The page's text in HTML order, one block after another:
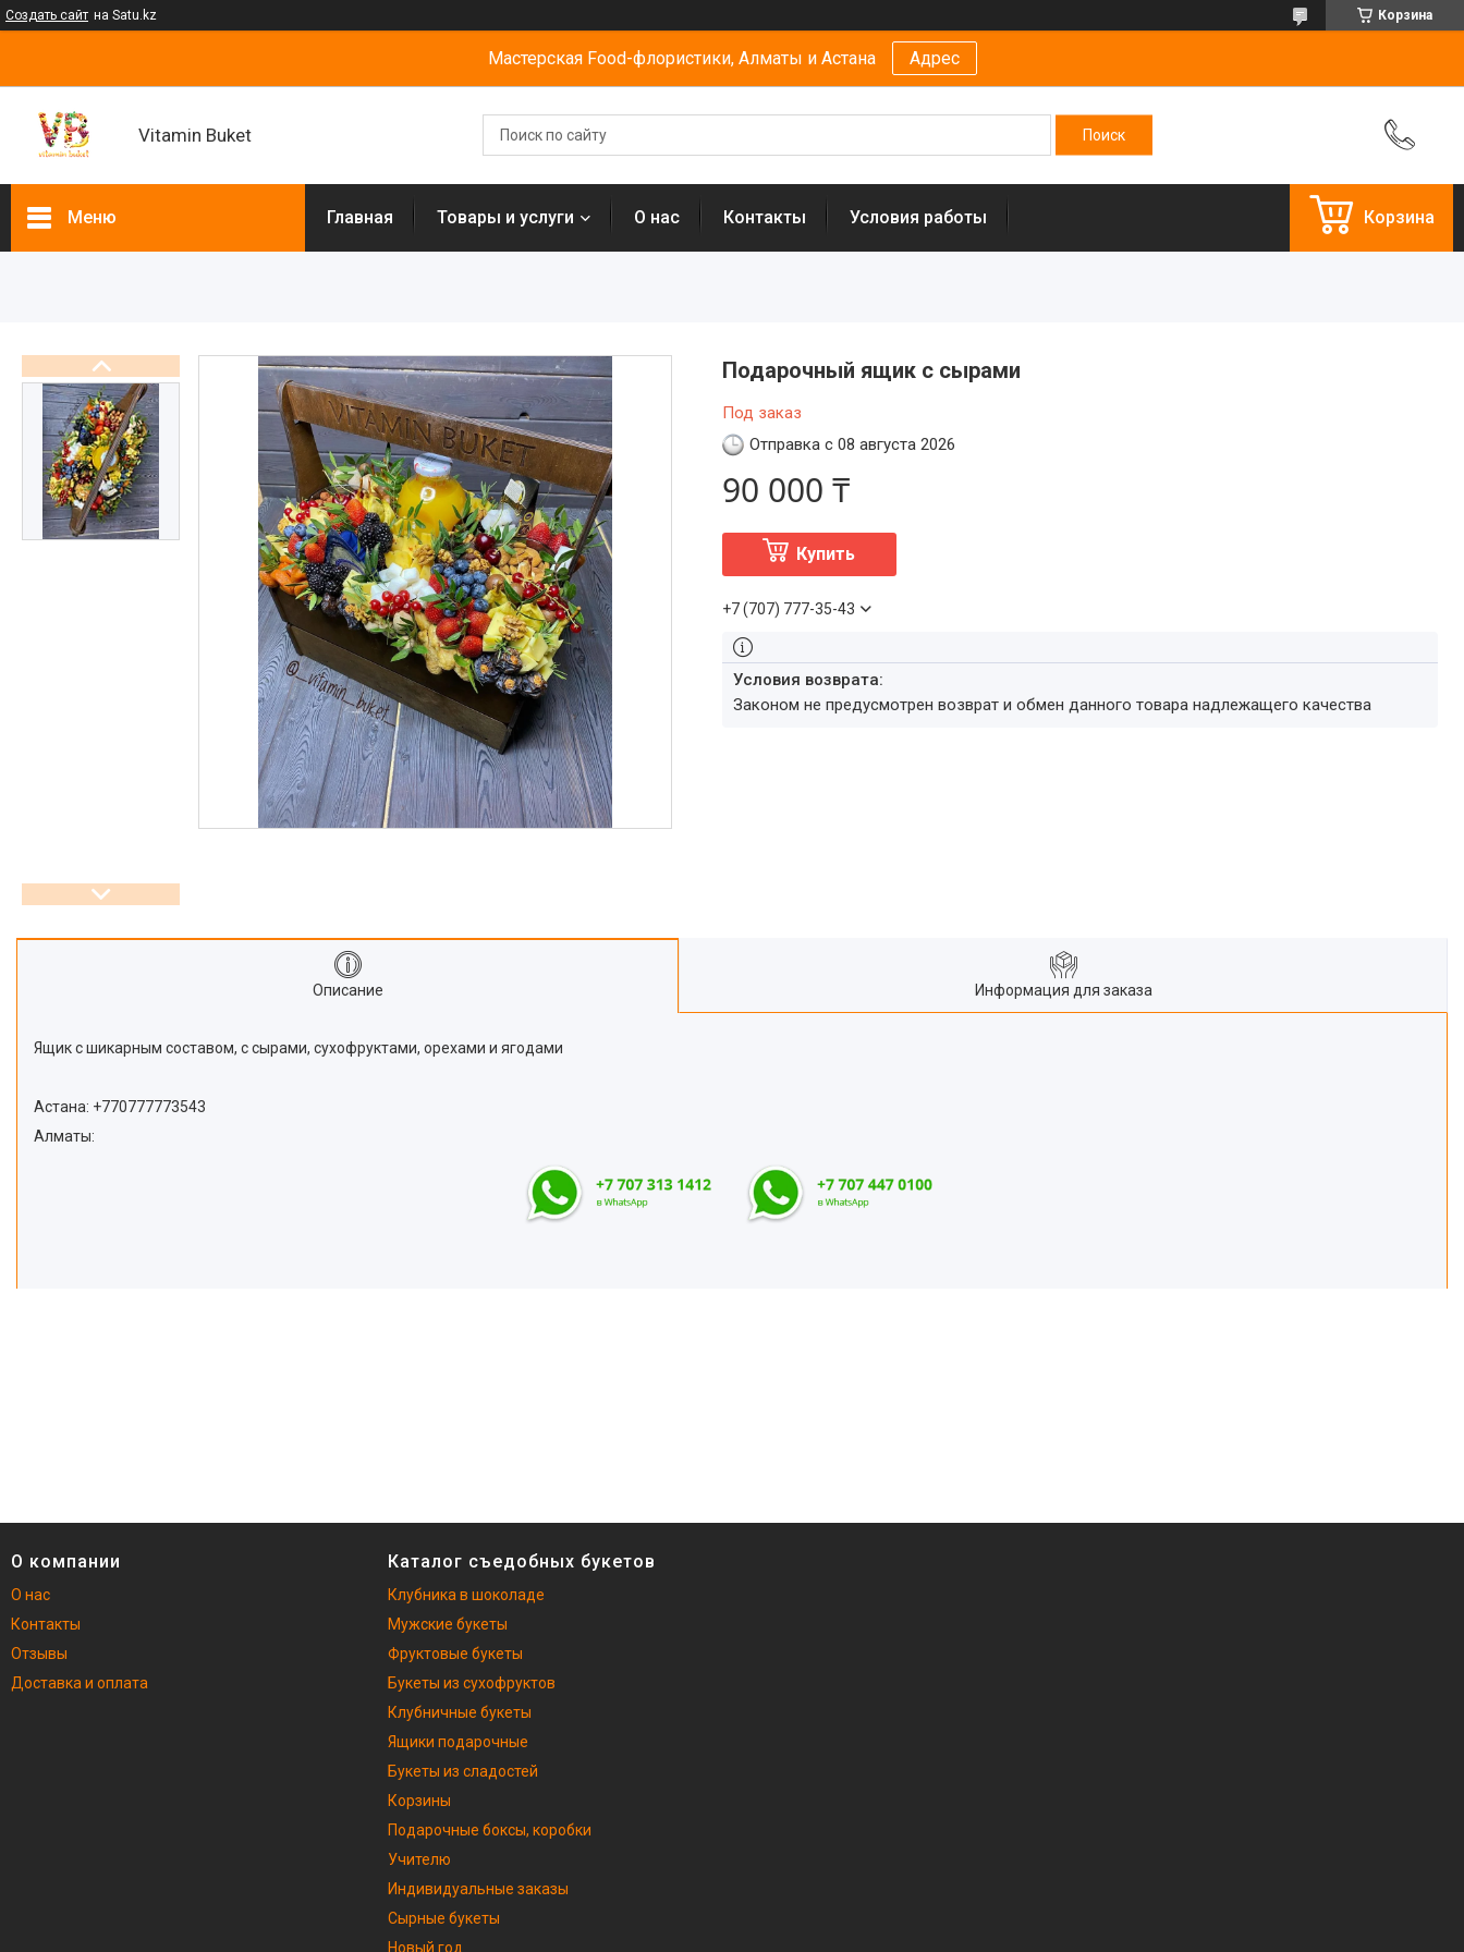
Создать сайт на Satu.kz Корзина
Мастерская Food-флористики, Алматы и Астана Адрес
Vitamin Buket
Меню
Фруктовые букеты
Букеты из сухофруктов
Клубничные букеты
Ящики подарочные
Букеты из сладостей
Корзины
Подарочные боксы, коробки
Сухофрукты в бельгийском
Отзывы
Главная Товары и услуги О нас Контакты Условия работы Корзина
Подарочный ящик с сырами
Под заказ
Отправка с 08 августа 2026
90 000 ₸
Купить
+7 (707) 777-35-43
Законом не предусмотрен возврат и обмен данного товара надлежащего качества
Описание Информация для заказа
Ящик с шикарным составом, с сырами, сухофруктами, орехами и ягодами
Астана: +770777773543
Алматы:
О компании
О нас
Контакты
Отзывы
Доставка и оплата
Каталог съедобных букетов
Клубника в шоколаде
Мужские букеты
Фруктовые букеты
Букеты из сухофруктов
Клубничные букеты
Ящики подарочные
Букеты из сладостей
Корзины
Подарочные боксы, коробки
Учителю
Индивидуальные заказы
Сырные букеты
Новый год